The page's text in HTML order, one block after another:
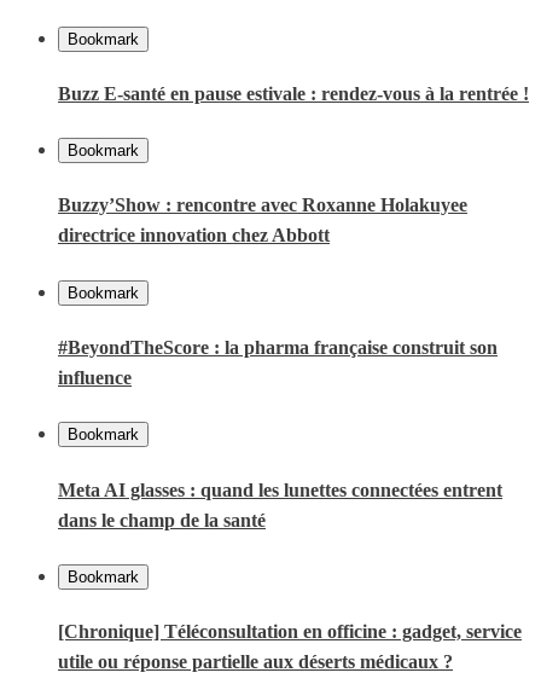
Bookmark
Buzz E-santé en pause estivale : rendez-vous à la rentrée !
Bookmark
Buzzy’Show : rencontre avec Roxanne Holakuyee
directrice innovation chez Abbott
Bookmark
#BeyondTheScore : la pharma française construit son
influence
Bookmark
Meta AI glasses : quand les lunettes connectées entrent
dans le champ de la santé
Bookmark
[Chronique] Téléconsultation en officine : gadget, service
utile ou réponse partielle aux déserts médicaux ?